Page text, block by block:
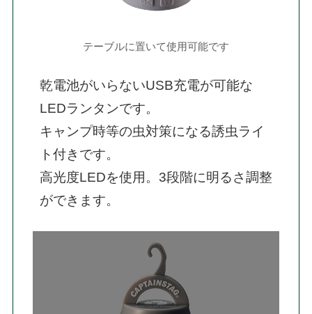
テーブルに置いて使用可能です
乾電池がいらないUSB充電が可能な
LEDランタンです。
キャンプ時等の虫対策になる誘虫ライ
ト付きです。
高光度LEDを使用。3段階に明るさ調整
ができます。